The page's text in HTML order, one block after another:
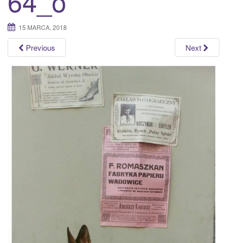
o
n
15 MARCA, 2018
Previous Next